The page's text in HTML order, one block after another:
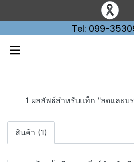
Tel: 099-
1 ผลลัพธ์สำหรับแท็ก "ลดและบ
สินค้า (1)